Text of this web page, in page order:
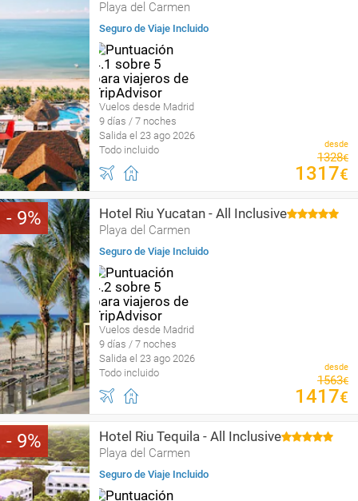
Playa del Carmen
Seguro de Viaje Incluido
Vuelos desde Madrid
9 días / 7 noches
Salida el 23 ago 2026
Todo incluido
desde
1328€
1317€
9 Hotel Riu Yucatan - All Inclusive
Playa del Carmen
Seguro de Viaje Incluido
Vuelos desde Madrid
9 días / 7 noches
Salida el 23 ago 2026
Todo incluido
desde
1563€
1417€
9 Hotel Riu Tequila - All Inclusive
Playa del Carmen
Seguro de Viaje Incluido